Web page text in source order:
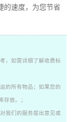
的速度，为您节省
，如需详细了解收费标
的所有物品；如果您的
放。；
我们的服务提出意见或